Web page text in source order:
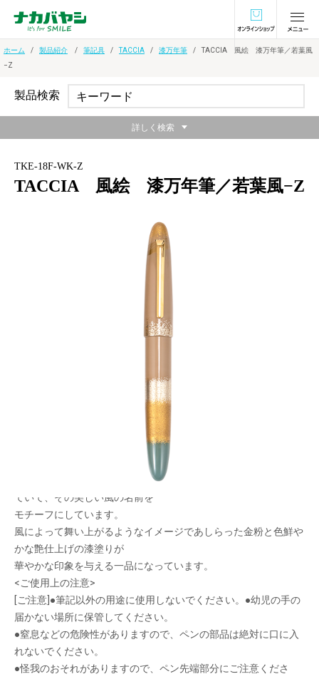
オンラインショ
ホーム 製品紹介 筆記具 TACCIA 漆万年筆
TACCIA 風絵 漆万年筆／若葉風
−Z
TKE-18F-WK-Z
TACCIA 風絵 漆万年筆／若葉風−Z
日本の風を描いた万年筆
風絵は風が流れる姿を縞模様で表現し、漆塗りで一本一本美しく
日本には古来から四季や時間帯によって吹く風に名前がつけられ
ていて、その美しい風の名前を
モチーフにしています。
風によって舞い上がるようなイメージであしらった金粉と色鮮や
かな艶仕上げの漆塗りが
華やかな印象を与える一品になっています。
<ご使用上の注意>
[ご注意]●筆記以外の用途に使用しないでください。●幼児の手の
届かない場所に保管してください。
●窒息などの危険性がありますので、ペンの部品は絶対に口に入
れないでください。
●怪我のおそれがありますので、ペン先端部分にご注意くださ
製品検索
詳しく検索